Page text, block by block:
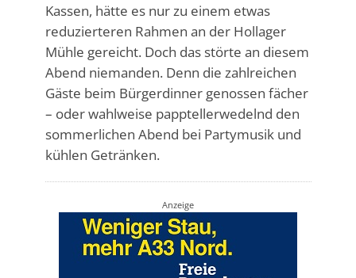
Kassen, hätte es nur zu einem etwas
reduzierteren Rahmen an der Hollager
Mühle gereicht. Doch das störte an diesem
Abend niemanden. Denn die zahlreichen
Gäste beim Bürgerdinner genossen fächer
– oder wahlweise papptellerwedelnd den
sommerlichen Abend bei Partymusik und
kühlen Getränken.
Anzeige